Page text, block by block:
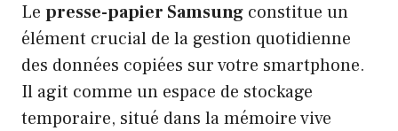
Le presse-papier Samsung constitue un
élément crucial de la gestion quotidienne
des données copiées sur votre smartphone.
Il agit comme un espace de stockage
temporaire, situé dans la mémoire vive